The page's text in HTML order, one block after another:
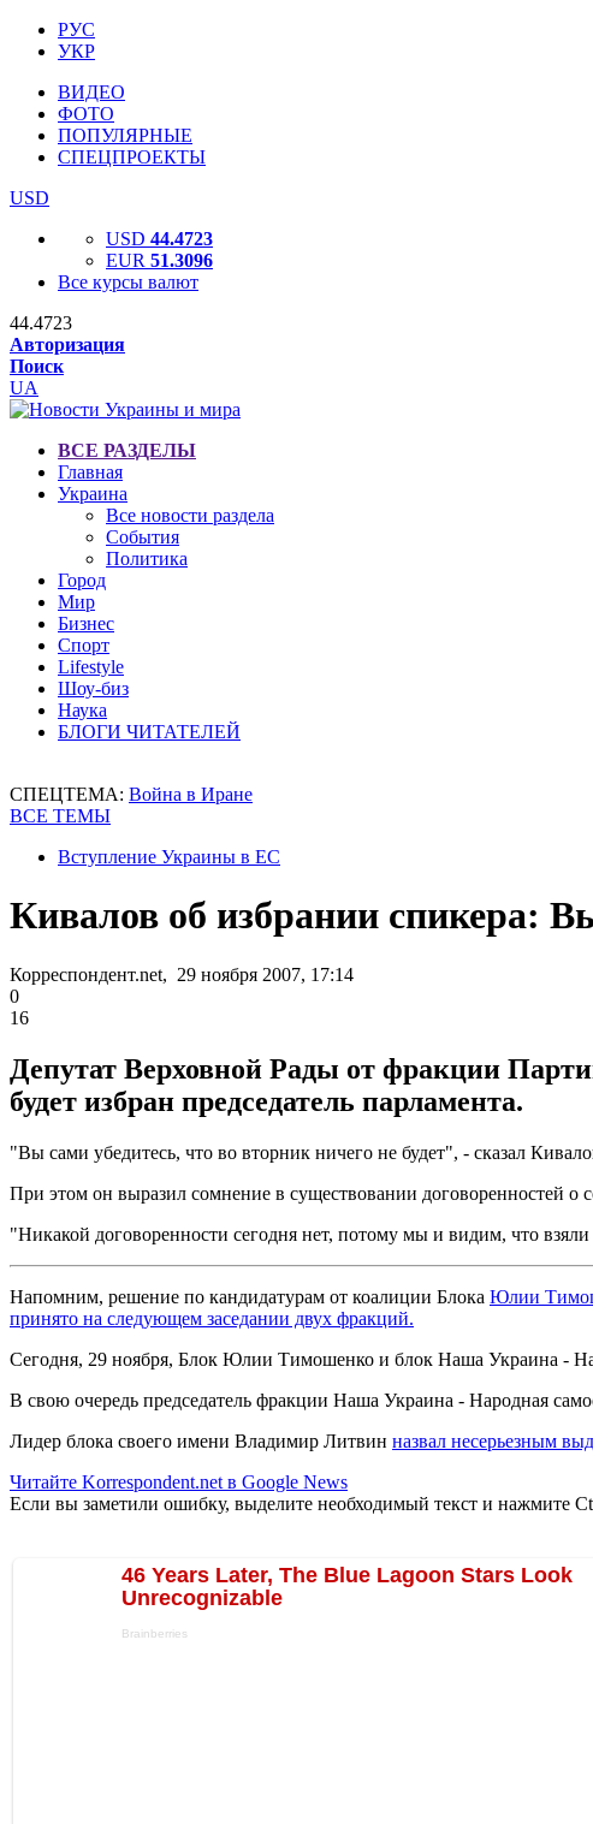
РУС
УКР
ВИДЕО
ФОТО
ПОПУЛЯРНЫЕ
СПЕЦПРОЕКТЫ
USD
USD 44.4723
EUR 51.3096
Все курсы валют
44.4723
Авторизация
Поиск
UA
ВСЕ РАЗДЕЛЫ
Главная
Украина
Все новости раздела
События
Политика
Город
Мир
Бизнес
Спорт
Lifestyle
Шоу-биз
Наука
БЛОГИ ЧИТАТЕЛЕЙ
СПЕЦТЕМА: Война в Иране
ВСЕ ТЕМЫ
Вступление Украины в ЕС
Кивалов об избрании спикера:
Корреспондент.net, 29 ноября 2007, 17:14
0
16
Депутат Верховной Рады от фракции
будет избран председатель парламента.
"Вы сами убедитесь, что во вторник ничего не будет", - сказал
При этом он выразил сомнение в существовании договоренностей
"Никакой договоренности сегодня нет, потому мы и видим, что
Напомним, решение по кандидатурам от коалиции Блока Юлии
принято на следующем заседании двух фракций.
Сегодня, 29 ноября, Блок Юлии Тимошенко и блок Наша Украина -
В свою очередь председатель фракции Наша Украина - Народная
Лидер блока своего имени Владимир Литвин назвал несерьезным
Читайте Korrespondent.net в Google News
Если вы заметили ошибку, выделите необходимый текст и нажмите